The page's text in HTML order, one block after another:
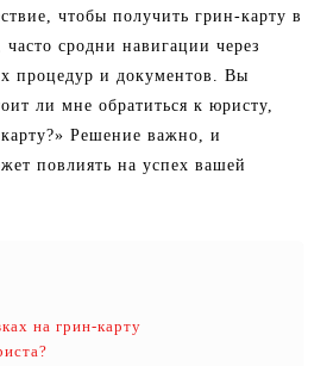
чтобы получить грин-карту в
сродни навигации через
процедур и документов. Вы
ли мне обратиться к юристу,
Решение важно, и
повлиять на успех вашей
на грин-карту